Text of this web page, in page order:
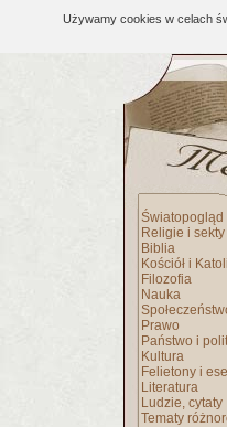
Używamy cookies w celach
Światopogląd
Religie i sekty
Biblia
Kościół i
Filozofia
Nauka
Prawo
Państwo i
Kultura
Felietony i
Literatura
Ludzie, cytaty
Tematy